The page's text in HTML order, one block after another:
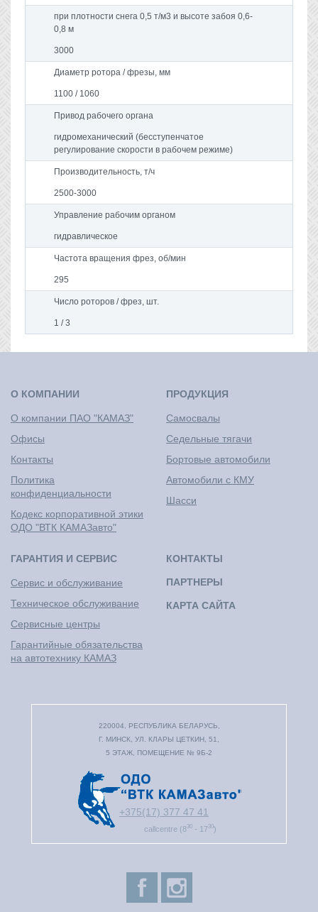
при плотности снега 0,5 т/м3 и высоте забоя 0,6-
0,8 м
3000
Диаметр ротора / фрезы, мм
1100 / 1060
Привод рабочего органа
гидромеханический (бесступенчатое
регулирование скорости в рабочем режиме)
Производительность, т/ч
2500-3000
Управление рабочим органом
гидравлическое
Частота вращения фрез, об/мин
295
Число роторов / фрез, шт.
1 / 3
О КОМПАНИИ
О компании ПАО "КАМАЗ"
Офисы
Контакты
Политика
конфиденциальности
Кодекс корпоративной этики
ОДО "ВТК КАМАЗавто"
ПРОДУКЦИЯ
Самосвалы
Седельные тягачи
Бортовые автомобили
Автомобили с КМУ
Шасси
ГАРАНТИЯ И СЕРВИС
Сервис и обслуживание
Техническое обслуживание
Сервисные центры
Гарантийные обязательства
на автотехнику КАМАЗ
КОНТАКТЫ
ПАРТНЕРЫ
КАРТА САЙТА
220004, РЕСПУБЛИКА БЕЛАРУСЬ,
Г. МИНСК, УЛ. КЛАРЫ ЦЕТКИН, 51,
5 ЭТАЖ, ПОМЕЩЕНИЕ № 9Б-2
+375(17) 377 47 41
callcentre (830 - 1730)